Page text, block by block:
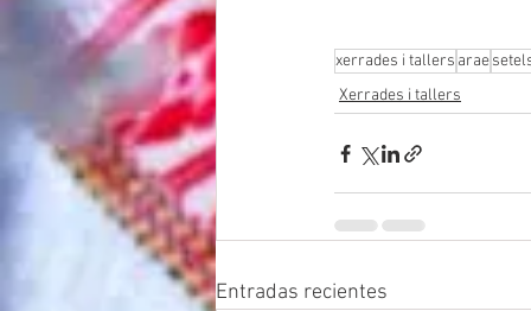
xerrades i tallers arae
Xerrades i tallers
Entradas recientes